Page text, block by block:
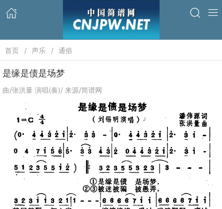
首页 声乐 通俗
是缘是债是场梦
曲/张洪量 演唱(奏)/ 来源/简谱网